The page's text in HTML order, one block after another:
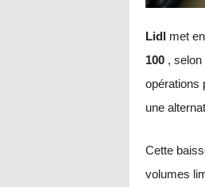
Lidlmet en
100 , selon
opérations
une
Cette
volumes